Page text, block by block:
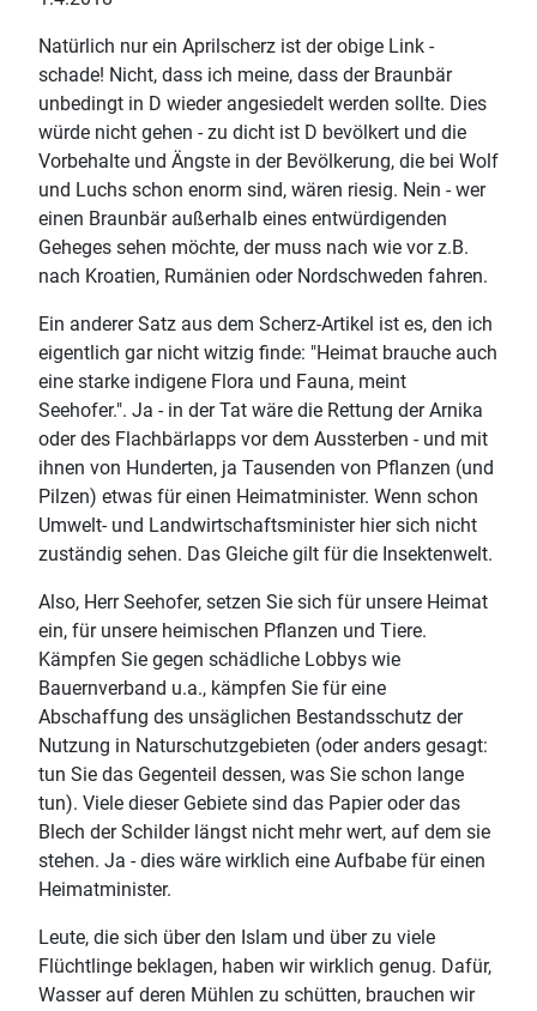
Natürlich nur ein Aprilscherz ist der obige Link -
schade! Nicht, dass ich meine, dass der Braunbär
unbedingt in D wieder angesiedelt werden sollte. Dies
würde nicht gehen - zu dicht ist D bevölkert und die
Vorbehalte und Ängste in der Bevölkerung, die bei Wolf
und Luchs schon enorm sind, wären riesig. Nein - wer
einen Braunbär außerhalb eines entwürdigenden
Geheges sehen möchte, der muss nach wie vor z.B.
nach Kroatien, Rumänien oder Nordschweden fahren.
Ein anderer Satz aus dem Scherz-Artikel ist es, den ich
eigentlich gar nicht witzig finde: "Heimat brauche auch
eine starke indigene Flora und Fauna, meint
Seehofer.". Ja - in der Tat wäre die Rettung der Arnika
oder des Flachbärlapps vor dem Aussterben - und mit
ihnen von Hunderten, ja Tausenden von Pflanzen (und
Pilzen) etwas für einen Heimatminister. Wenn schon
Umwelt- und Landwirtschaftsminister hier sich nicht
zuständig sehen. Das Gleiche gilt für die Insektenwelt.
Also, Herr Seehofer, setzen Sie sich für unsere Heimat
ein, für unsere heimischen Pflanzen und Tiere.
Kämpfen Sie gegen schädliche Lobbys wie
Bauernverband u.a., kämpfen Sie für eine
Abschaffung des unsäglichen Bestandsschutz der
Nutzung in Naturschutzgebieten (oder anders gesagt:
tun Sie das Gegenteil dessen, was Sie schon lange
tun). Viele dieser Gebiete sind das Papier oder das
Blech der Schilder längst nicht mehr wert, auf dem sie
stehen. Ja - dies wäre wirklich eine Aufbabe für einen
Heimatminister.
Leute, die sich über den Islam und über zu viele
Flüchtlinge beklagen, haben wir wirklich genug. Dafür,
Wasser auf deren Mühlen zu schütten, brauchen wir